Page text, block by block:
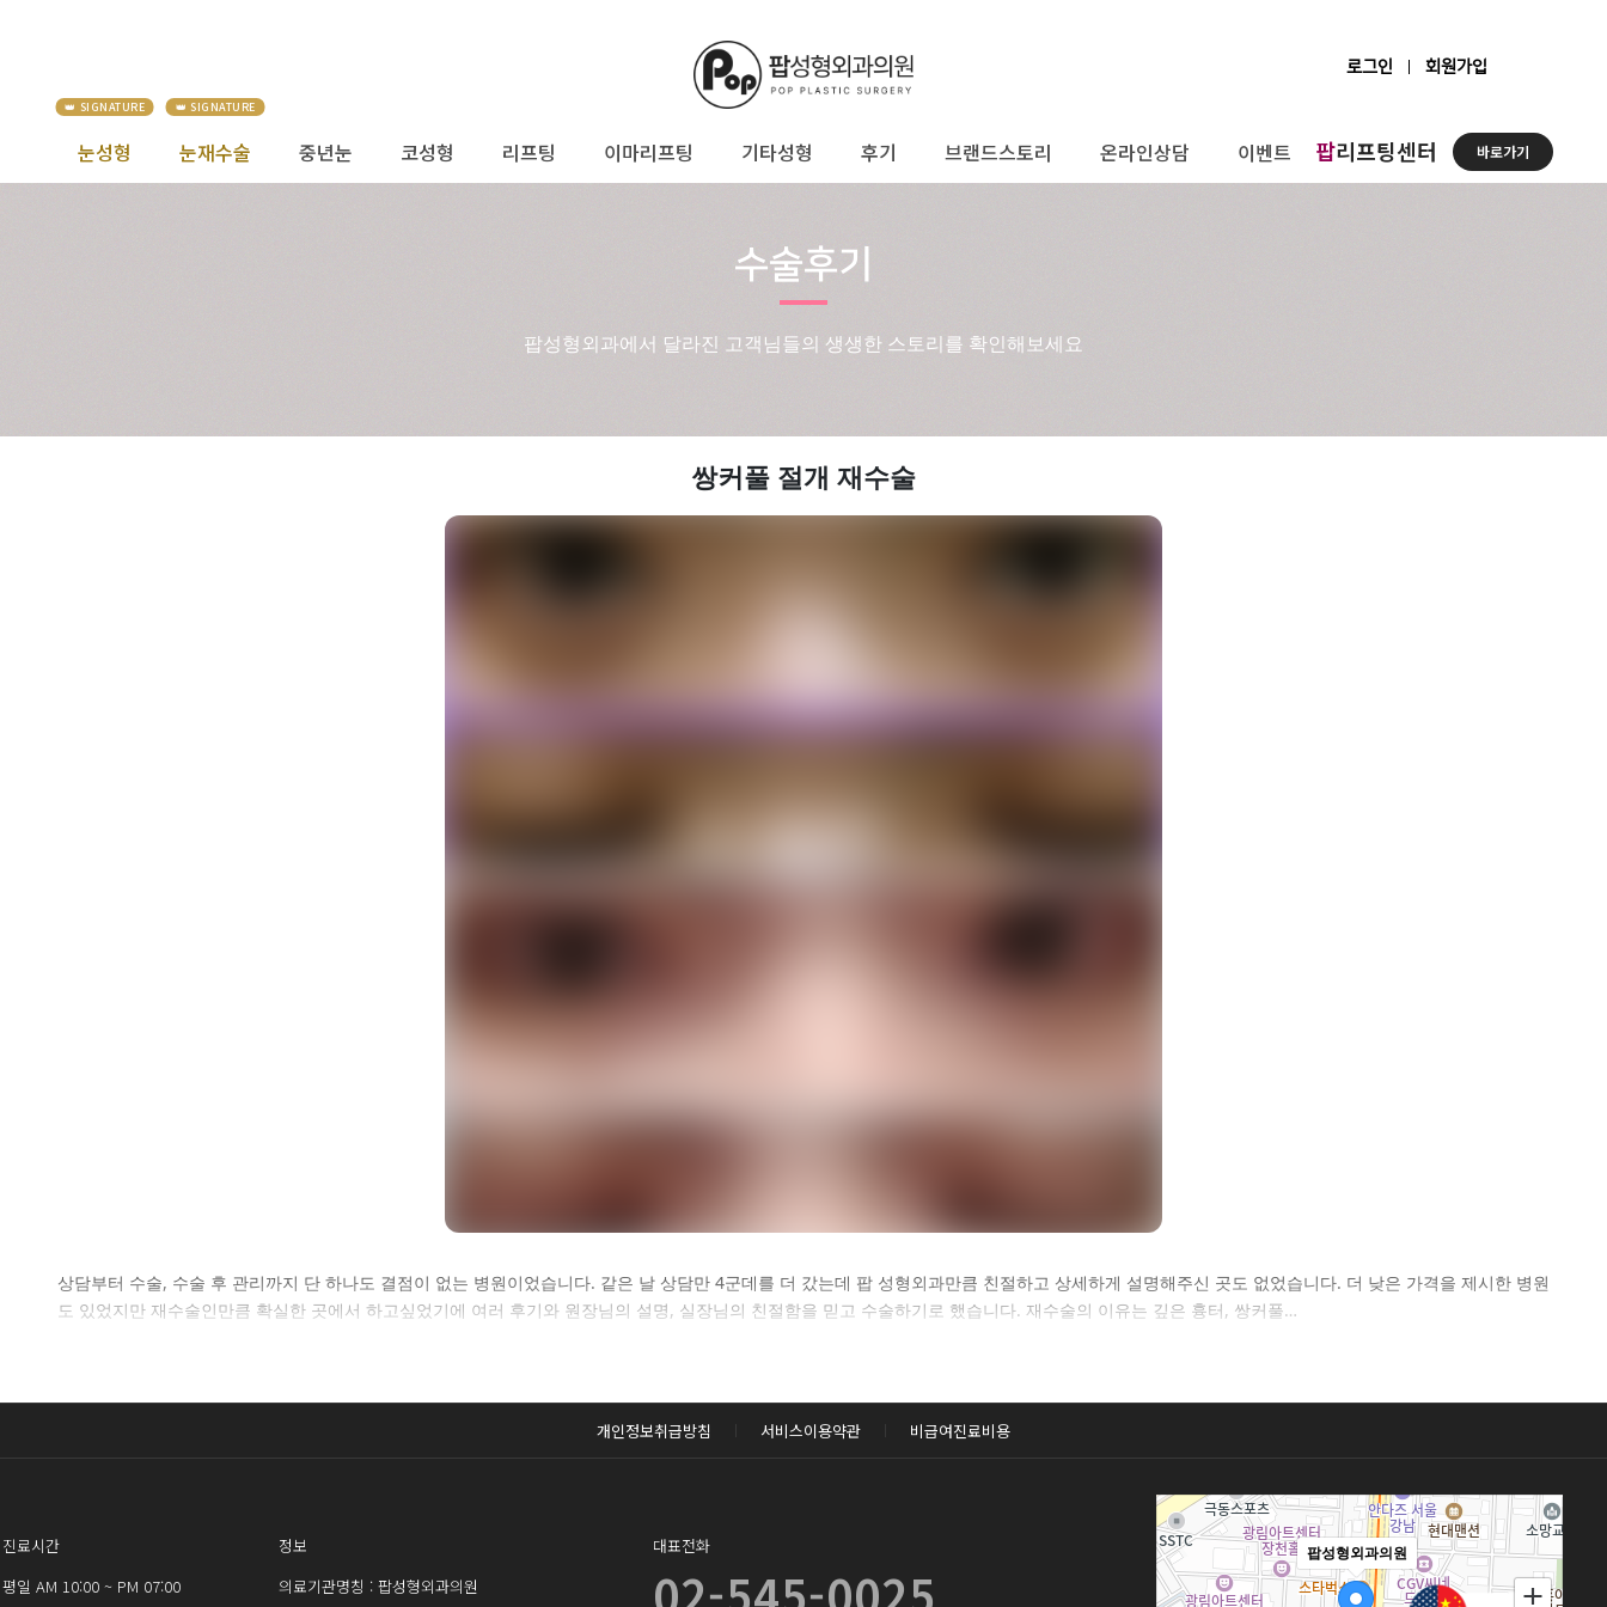
로그인 회원가입
눈성형 눈재수술 중년눈 코성형 리프팅 이마리프팅 기타성형 후기 브랜드스토리 온라인상담 이벤트 팝리프팅센터 바로가기
수술후기
팝성형외과에서 달라진 고객님들의 생생한 스토리를 확인해보세요
쌍커풀 절개 재수술
셀카후기 전체 내용은
로그인 후 확인하실 수 있습니다.
상담부터 수술, 수술 후 관리까지 단 하나도 결점이 없는 병원이었습니다. 같은 날 상담만 4군데를 더 갔는데 팝 성형외과만큼 친절하고 상세하게 설명해주신 곳도 없었습니다. 더 낮은 가격을 제시한 병원
도 있었지만 재수술인만큼 확실한 곳에서 하고싶었기에 여러 후기와 원장님의 설명, 실장님의 친절함을 믿고 수술하기로 했습니다. 재수술의 이유는 깊은 흉터, 쌍커풀…
개인정보취급방침 서비스이용약관 비급여진료비용
진료시간
평일 AM 10:00 ~ PM 07:00
정보
의료기관명칭 : 팝성형외과의원
대표전화 팝성형외과의원